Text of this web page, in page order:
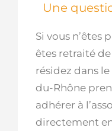
Une
Si vous n’êtes
êtes retraité
résidez dans
du-Rhône
adhérer à
directement